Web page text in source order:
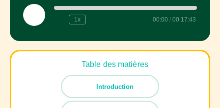
Play
Episode
1x 00:00 / 00:17:43
Table des matières
Introduction